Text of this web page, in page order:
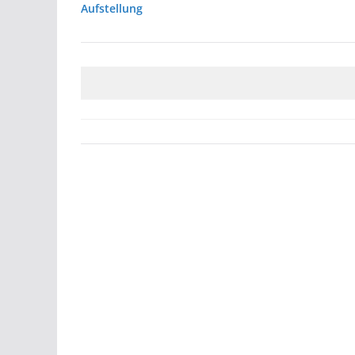
Aufstellung